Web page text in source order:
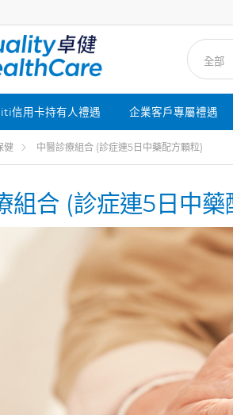
信用卡持有人禮遇 企業客戶專屬禮遇
健 中醫診療組合 (診症連5日中藥配方顆粒)
組合 (診症連5日中藥